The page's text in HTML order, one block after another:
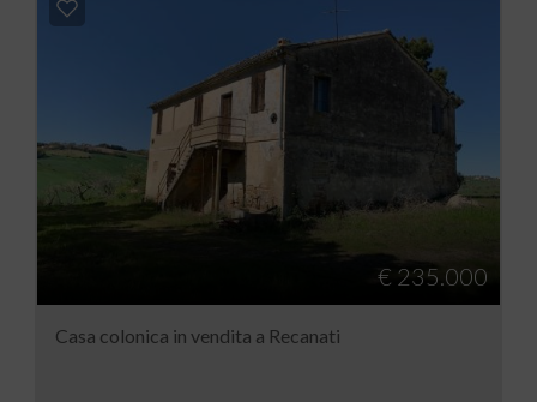
€ 235.000
Casa colonica in vendita a Recanati